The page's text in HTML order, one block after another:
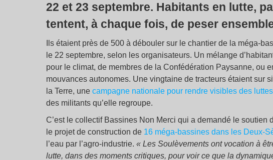
22 et 23 septembre. Habitants en lutte,
tentent, à chaque fois, de peser
Ils étaient près de 500 à débouler sur le chantier de la méga-
le 22 septembre, selon les organisateurs. Un mélange
pour le climat, de membres de la Confédération Paysanne, ou
mouvances autonomes. Une vingtaine de tracteurs étaient sur
la Terre, une campagne nationale pour rendre visibles des
des militants qu’elle regroupe.
C’est le collectif Bassines Non Merci qui a demandé le soutien
le projet de construction de 16 méga-bassines dans les Deux-
l’eau par l’agro-industrie. « Les Soulèvements ont vocation à
lutte, dans des moments critiques, pour voir ce que la